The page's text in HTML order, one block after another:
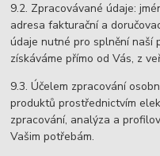
9.2. Zpracovávané údaje:
adresa fakturační a
údaje nutné pro splnění naší
získáváme přímo od Vás, z
9.3. Účelem zpracování
produktů prostřednictvím
zpracování, analýza a
Vašim potřebám.